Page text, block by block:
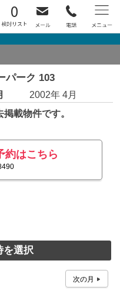
0
パーク 103
2002年 4月
載物件です。
約はこちら
を選択